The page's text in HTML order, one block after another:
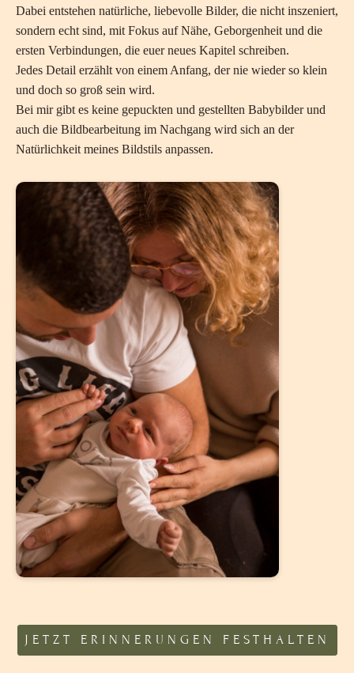
Dabei entstehen natürliche, liebevolle Bilder, die nicht inszeniert,
sondern echt sind, mit Fokus auf Nähe, Geborgenheit und die
ersten Verbindungen, die euer neues Kapitel schreiben.
Jedes Detail erzählt von einem Anfang, der nie wieder so klein
und doch so groß sein wird.
Bei mir gibt es keine gepuckten und gestellten Babybilder und
auch die Bildbearbeitung im Nachgang wird sich an der
Natürlichkeit meines Bildstils anpassen.
JETZT ERINNERUNGEN FESTHALTEN